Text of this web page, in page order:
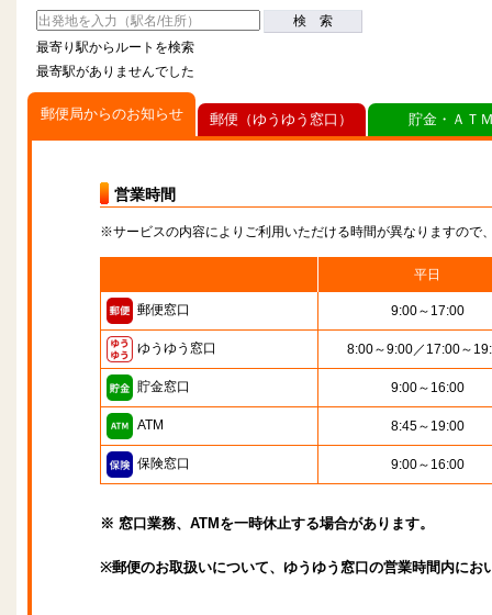
検 索
最寄り駅からルートを検索
最寄駅がありませんでした
郵便局からのお知らせ
営業時間
※サービスの内容によりご利用いただける時間が異なりますので
平日
郵便窓口 9:00～17:00
ゆうゆう窓口 8:00～9:00／17:00～
貯金窓口 9:00～16:00
ATM 8:45～19:00
保険窓口 9:00～16:00
※ 窓口業務、ATMを一時休止する場合があります。
※郵便のお取扱いについて、ゆうゆう窓口の営業時間内に
郵便（ゆうゆう窓口） 貯金・ＡＴ